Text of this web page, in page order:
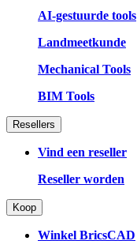
AI-gestuurde tools
Landmeetkunde
Mechanical Tools
BIM Tools
Resellers
Vind een reseller
Reseller worden
Koop
Winkel BricsCAD